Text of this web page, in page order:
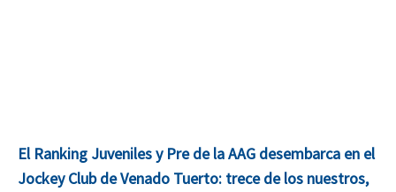
El Ranking Juveniles y Pre de la AAG desembarca en el
Jockey Club de Venado Tuerto: trece de los nuestros,